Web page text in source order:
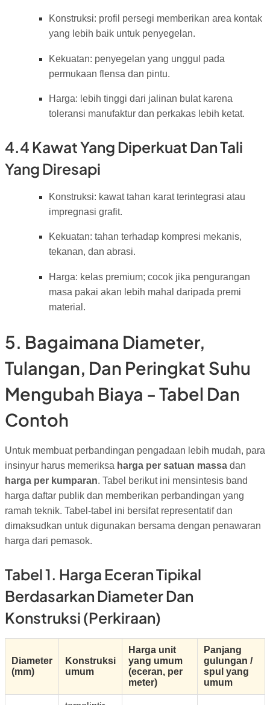
Konstruksi: profil persegi memberikan area kontak
yang lebih baik untuk penyegelan.
Kekuatan: penyegelan yang unggul pada
permukaan flensa dan pintu.
Harga: lebih tinggi dari jalinan bulat karena
toleransi manufaktur dan perkakas lebih ketat.
4.4 Kawat Yang Diperkuat Dan Tali
Yang Diresapi
Konstruksi: kawat tahan karat terintegrasi atau
impregnasi grafit.
Kekuatan: tahan terhadap kompresi mekanis,
tekanan, dan abrasi.
Harga: kelas premium; cocok jika pengurangan
masa pakai akan lebih mahal daripada premi
material.
5. Bagaimana Diameter,
Tulangan, Dan Peringkat Suhu
Mengubah Biaya - Tabel Dan
Contoh
Untuk membuat perbandingan pengadaan lebih mudah, para
insinyur harus memeriksa harga per satuan massa dan
harga per kumparan. Tabel berikut ini mensintesis band
harga daftar publik dan memberikan perbandingan yang
ramah teknik. Tabel-tabel ini bersifat representatif dan
dimaksudkan untuk digunakan bersama dengan penawaran
harga dari pemasok.
Tabel 1. Harga Eceran Tipikal
Berdasarkan Diameter Dan
Konstruksi (perkiraan)
Diameter
(mm)
Konstruksi
umum
Harga unit
yang umum
(eceran, per
meter)
Panjang
gulungan /
spul yang
umum